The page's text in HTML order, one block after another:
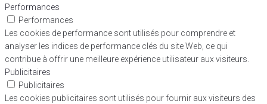
Performances
Performances
Les cookies de performance sont utilisés pour comprendre et
analyser les indices de performance clés du site Web, ce qui
contribue à offrir une meilleure expérience utilisateur aux visiteurs.
Publicitaires
Publicitaires
Les cookies publicitaires sont utilisés pour fournir aux visiteurs des